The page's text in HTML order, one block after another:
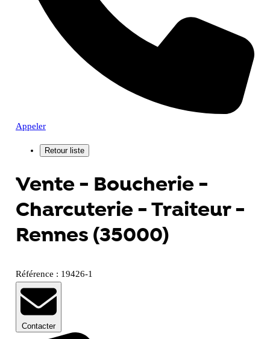
Appeler
Vente - Boucherie -
Charcuterie - Traiteur -
Rennes (35000)
Référence : 19426-1
Contacter